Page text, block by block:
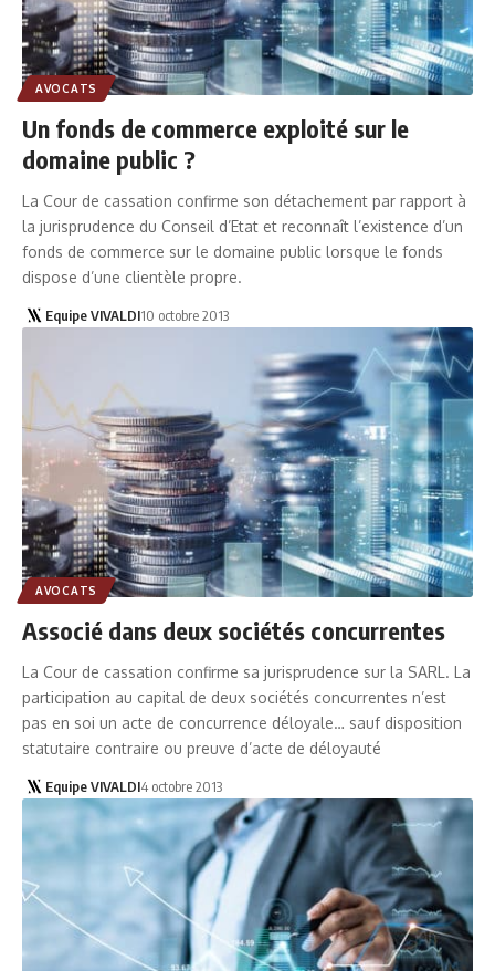
AVOCATS
Un fonds de commerce exploité sur le
domaine public ?
La Cour de cassation confirme son détachement par rapport à
la jurisprudence du Conseil d’Etat et reconnaît l’existence d’un
fonds de commerce sur le domaine public lorsque le fonds
dispose d’une clientèle propre.
Equipe VIVALDI10 octobre 2013
AVOCATS
Associé dans deux sociétés concurrentes
La Cour de cassation confirme sa jurisprudence sur la SARL. La
participation au capital de deux sociétés concurrentes n’est
pas en soi un acte de concurrence déloyale… sauf disposition
statutaire contraire ou preuve d’acte de déloyauté
Equipe VIVALDI4 octobre 2013